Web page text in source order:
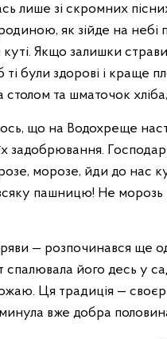
лише зі скромних
як зійде на небі
Якщо залишки
ті були здорові і краще
столом та шматочок
що на Водохреще
задобрювання.
морозе, йди до нас
пашницю! Не морозь
— розпочинався ще
спалювала його десь у
Ця традиція —
вже добра